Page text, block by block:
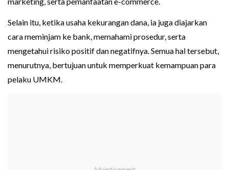
Selain itu, ketika usaha kekurangan dana, ia juga diajarkan
cara meminjam ke bank, memahami prosedur, serta
mengetahui risiko positif dan negatifnya. Semua hal tersebut,
menurutnya, bertujuan untuk memperkuat kemampuan para
pelaku UMKM.